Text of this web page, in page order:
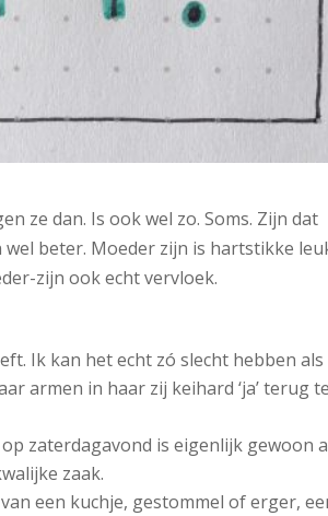
ze dan. Is ook wel zo. Soms. Zijn dat
beter. Moeder zijn is hartstikke
zijn ook echt vervloek.
Ik kan het echt zó slecht hebben
armen in haar zij keihard ‘ja’ terug
zaterdagavond is eigenlijk gewoon
zaak.
een kuchje, gestommel of erger,